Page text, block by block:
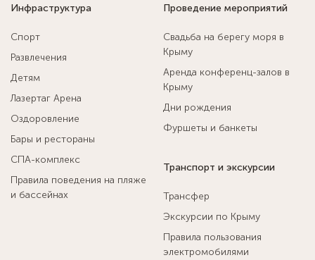
Инфраструктура
Спорт
Развлечения
Детям
Лазертаг Арена
Оздоровление
Бары и рестораны
СПА-комплекс
Правила поведения на пляже
и бассейнах
Проведение мероприятий
Свадьба на берегу моря в
Крыму
Аренда конференц-залов в
Крыму
Дни рождения
Фуршеты и банкеты
Транспорт и экскурсии
Трансфер
Экскурсии по Крыму
Правила пользования
электромобилями